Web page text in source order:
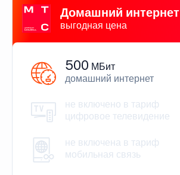
Домашний интернет
выгодная цена
500 МБит
домашний интернет
не включено в тариф
цифровое телевидение
не включена в тариф
мобильная связь